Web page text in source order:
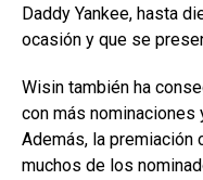
Daddy Yankee, hasta
ocasión y que se
Wisin también ha
con más nominaciones
Además, la premiación
muchos de los